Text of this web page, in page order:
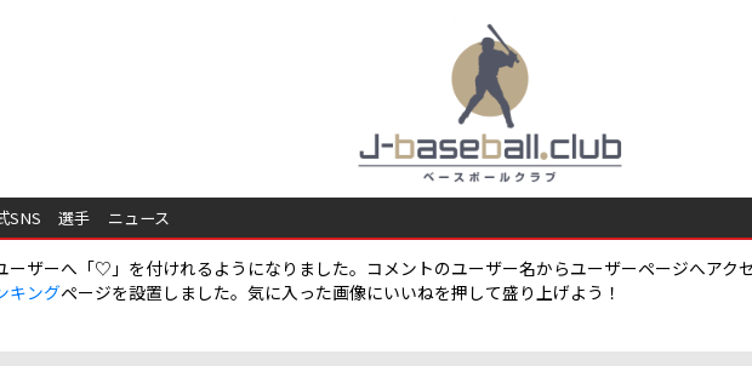
SNS 選手 ニュース
ザーへ「♡」を付けれるようになりました。コメントのユーザー名からユーザーページへアク
キングページを設置しました。気に入った画像にいいねを押して盛り上げよう！